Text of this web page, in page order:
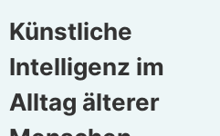
Künstliche
Intelligenz im
Alltag älterer